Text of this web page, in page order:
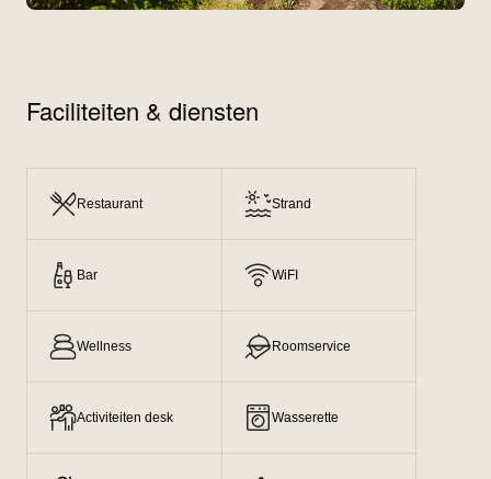
Faciliteiten & diensten
Restaurant Strand
Bar WiFI
Wellness Roomservice
Activiteiten desk Wasserette